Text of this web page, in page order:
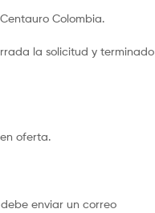
Colombia.
la solicitud y terminado
oferta.
enviar un correo